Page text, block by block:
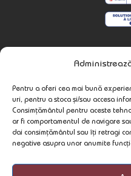
Pentru a oferi cea mai bună
uri, pentru a stoca și/sau accesa
Consimțământul pentru aceste
ar fi comportamentul de navigare
dai consimțământul sau îți retragi
negative asupra unor anumite
Str.
Jud.